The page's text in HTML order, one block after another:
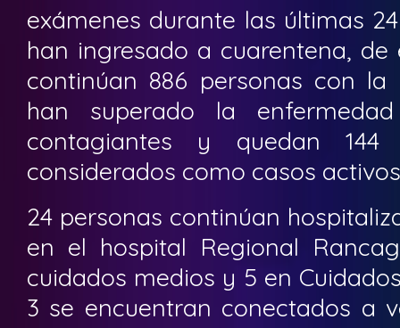
exámenes durante las últimas
han ingresado a cuarentena, de
continúan 886 personas con la
han superado la
contagiantes y quedan
considerados como casos
24 personas continúan
en el hospital Regional
cuidados medios y 5 en
3 se encuentran conectados a